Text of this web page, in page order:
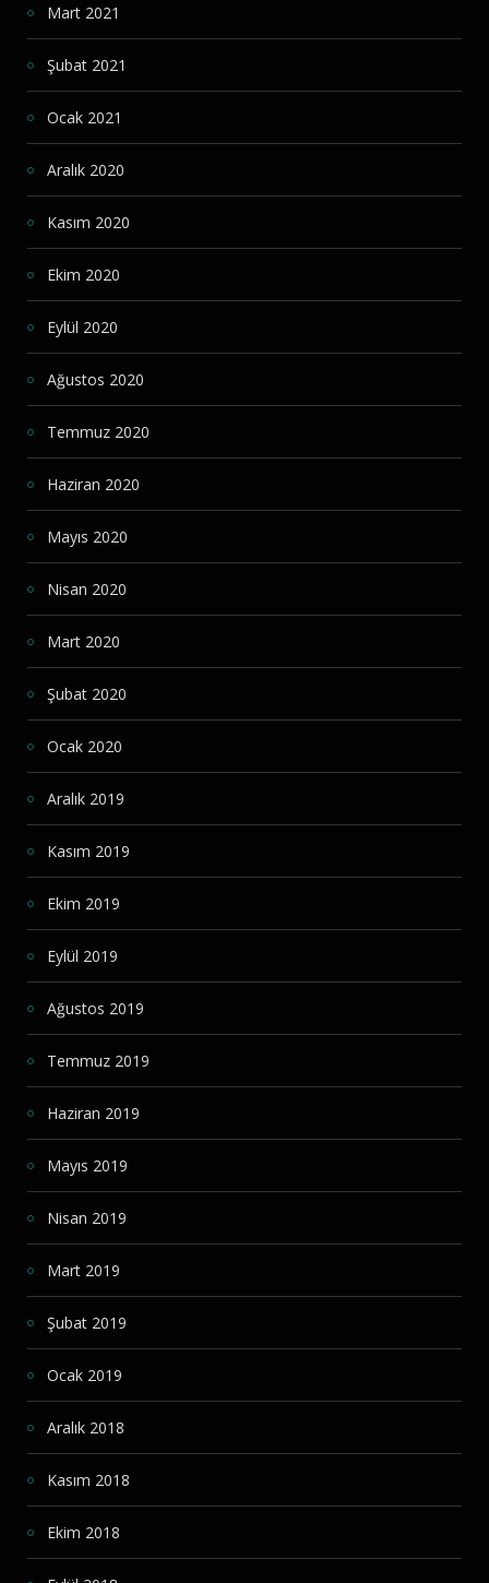
Mart 2021
Şubat 2021
Ocak 2021
Aralık 2020
Kasım 2020
Ekim 2020
Eylül 2020
Ağustos 2020
Temmuz 2020
Haziran 2020
Mayıs 2020
Nisan 2020
Mart 2020
Şubat 2020
Ocak 2020
Aralık 2019
Kasım 2019
Ekim 2019
Eylül 2019
Ağustos 2019
Temmuz 2019
Haziran 2019
Mayıs 2019
Nisan 2019
Mart 2019
Şubat 2019
Ocak 2019
Aralık 2018
Kasım 2018
Ekim 2018